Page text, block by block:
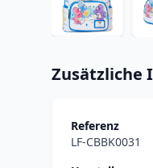
Zusätzliche
Referenz
LF-CBBK0031